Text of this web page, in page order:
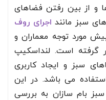
و از بین رفتن فضاهای
سبز مانند اجرای روف
مورد توجه معماران و
گرفته است. لنداسکیپ
سبز و ایجاد کاربری
می باشد. در این
بام سازان به بررسی